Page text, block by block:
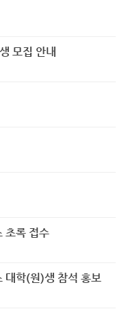
모집 안내
초록 접수
대학(원)생 참석 홍보